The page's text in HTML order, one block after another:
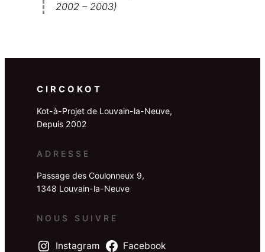
2002 – 2003)
CIRCOKOT
Kot-à-Projet de Louvain-la-Neuve,
Depuis 2002
ADRESSE
Passage des Coulonneux 9,
1348 Louvain-la-Neuve
NOUS SUIVRE
Instagram Facebook